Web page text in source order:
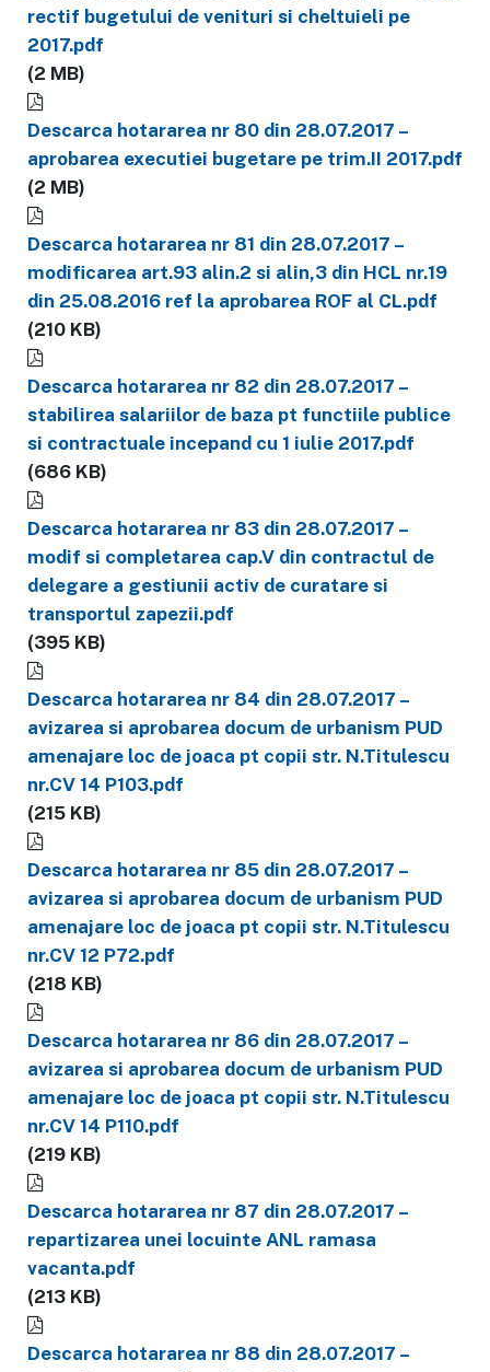
rectif bugetului de venituri si cheltuieli pe
2017.pdf
(2 MB)
Descarca hotararea nr 80 din 28.07.2017 –
aprobarea executiei bugetare pe trim.II 2017.pdf
(2 MB)
Descarca hotararea nr 81 din 28.07.2017 –
modificarea art.93 alin.2 si alin,3 din HCL nr.19
din 25.08.2016 ref la aprobarea ROF al CL.pdf
(210 KB)
Descarca hotararea nr 82 din 28.07.2017 –
stabilirea salariilor de baza pt functiile publice
si contractuale incepand cu 1 iulie 2017.pdf
(686 KB)
Descarca hotararea nr 83 din 28.07.2017 –
modif si completarea cap.V din contractul de
delegare a gestiunii activ de curatare si
transportul zapezii.pdf
(395 KB)
Descarca hotararea nr 84 din 28.07.2017 –
avizarea si aprobarea docum de urbanism PUD
amenajare loc de joaca pt copii str. N.Titulescu
nr.CV 14 P103.pdf
(215 KB)
Descarca hotararea nr 85 din 28.07.2017 –
avizarea si aprobarea docum de urbanism PUD
amenajare loc de joaca pt copii str. N.Titulescu
nr.CV 12 P72.pdf
(218 KB)
Descarca hotararea nr 86 din 28.07.2017 –
avizarea si aprobarea docum de urbanism PUD
amenajare loc de joaca pt copii str. N.Titulescu
nr.CV 14 P110.pdf
(219 KB)
Descarca hotararea nr 87 din 28.07.2017 –
repartizarea unei locuinte ANL ramasa
vacanta.pdf
(213 KB)
Descarca hotararea nr 88 din 28.07.2017 –